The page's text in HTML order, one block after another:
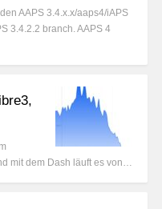
AAPS 3.4.x.x/aaps4/iAPS
3.4.2.2 branch. AAPS 4
mit dem Dash läuft es von…